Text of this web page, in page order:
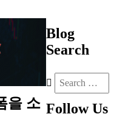
을 소
Blog
Search
Follow Us